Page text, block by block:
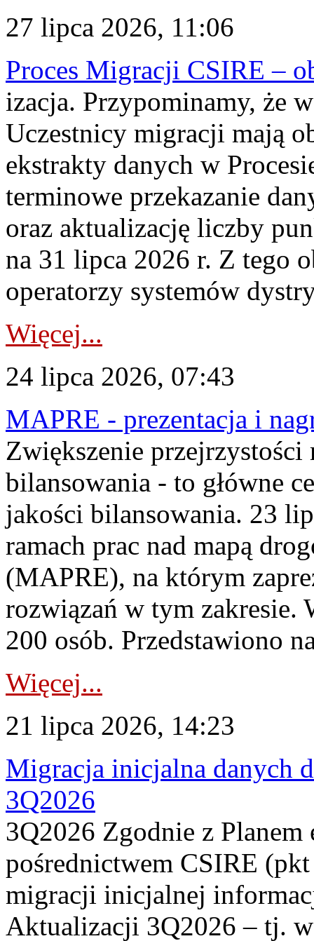
27 lipca 2026, 11:06
Proces Migracji CSIRE –
izacja. Przypominamy, że
Uczestnicy migracji mają
ekstrakty danych w
terminowe przekazanie
oraz aktualizację liczby
na 31 lipca 2026 r. Z tego
operatorzy systemów
Więcej...
24 lipca 2026, 07:43
MAPRE - prezentacja i
Zwiększenie
bilansowania - to główne
jakości bilansowania. 23
ramach prac nad mapą
(MAPRE), na którym
rozwiązań w tym zakresie.
200 osób. Przedstawiono
Więcej...
21 lipca 2026, 14:23
Migracja inicjalna danych
3Q2026
3Q2026 Zgodnie z
pośrednictwem CSIRE
migracji inicjalnej
Aktualizacji 3Q2026 – tj.